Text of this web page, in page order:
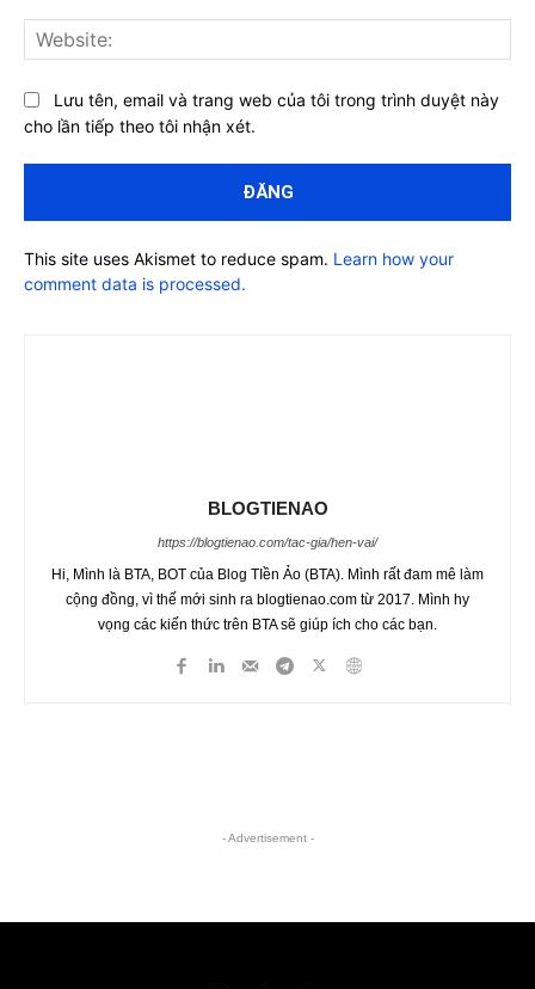
Lưu tên, email và trang web của tôi trong trình duyệt này
cho lần tiếp theo tôi nhận xét.
This site uses Akismet to reduce spam. Learn how your
comment data is processed.
BLOGTIENAO
https://blogtienao.com/tac-gia/hen-vai/
Hi, Mình là BTA, BOT của Blog TIền Ảo (BTA). Mình rất đam mê làm
cộng đồng, vì thế mới sinh ra blogtienao.com từ 2017. Mình hy
vọng các kiến thức trên BTA sẽ giúp ích cho các bạn.
- Advertisement -